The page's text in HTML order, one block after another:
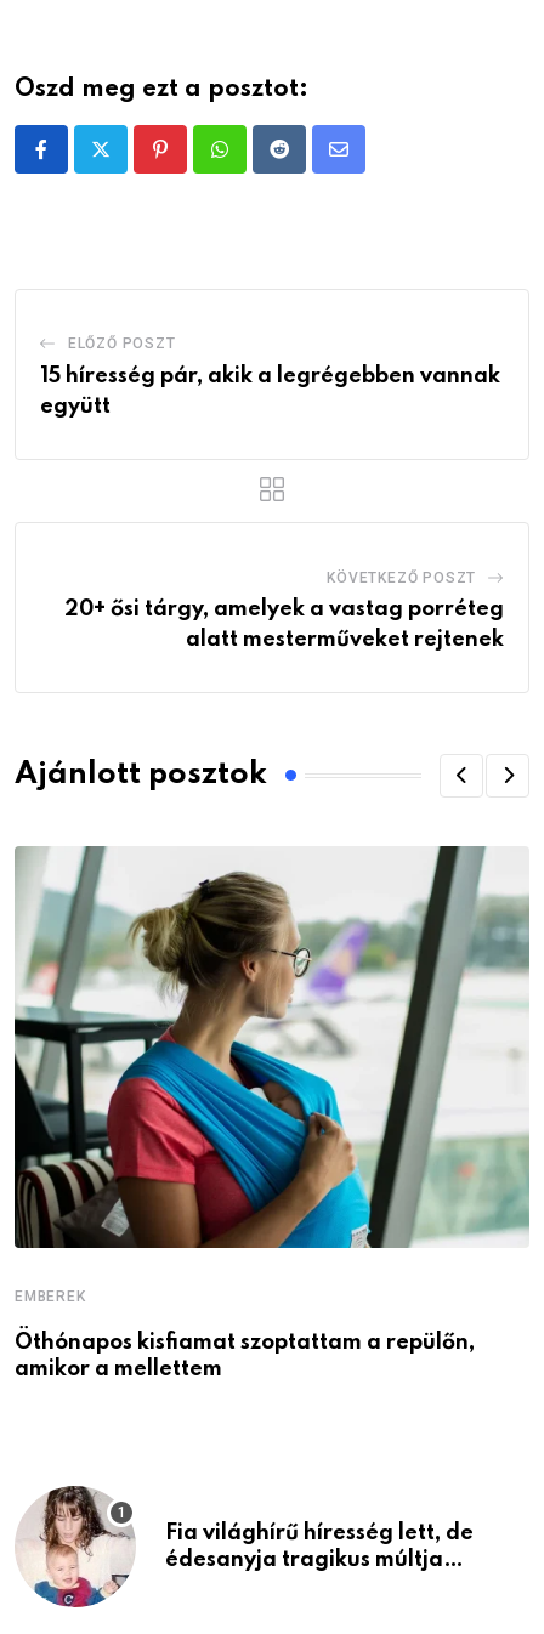
Oszd meg ezt a posztot:
PinterestWhatsappRedditShare
ELŐZŐ POSZT
15 híresség pár, akik a legrégebben vannak
együtt
KÖVETKEZŐ POSZT
20+ ősi tárgy, amelyek a vastag porréteg
alatt mesterműveket rejtenek
Ajánlott posztok
EMBEREK
Öthónapos kisfiamat szoptattam a repülőn,
amikor a mellettem
Fia világhírű híresség lett, de
édesanyja tragikus múltja